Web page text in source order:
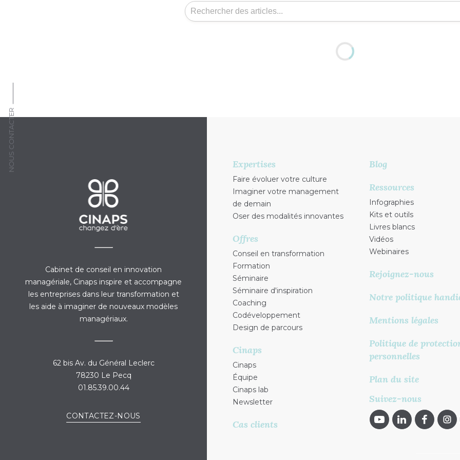
NOUS CONTACTER
Cabinet de conseil en innovation
managériale, Cinaps inspire et accompagne
les entreprises dans leur transformation et
les aide à imaginer de nouveaux modèles
managériaux.
62 bis Av. du Général Leclerc
78230 Le Pecq
01.85.39.00.44
CONTACTEZ-NOUS
Expertises
Faire évoluer votre culture
Imaginer votre management
de demain
Oser des modalités innovantes
Offres
Conseil en transformation
Formation
Séminaire
Séminaire d'inspiration
Coaching
Codéveloppement
Design de parcours
Cinaps
Cinaps
Équipe
Cinaps lab
Newsletter
Cas clients
Blog
Ressources
Infographies
Kits et outils
Livres blancs
Vidéos
Webinaires
Rejoignez-nous
Notre politique
Mentions légales
Politique de
personnelles
Plan du site
Suivez-nous